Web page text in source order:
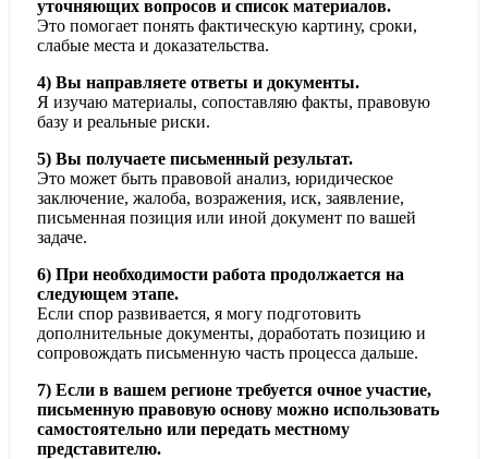
уточняющих вопросов и список материалов.
Это помогает понять фактическую картину, сроки,
слабые места и доказательства.
4) Вы направляете ответы и документы.
Я изучаю материалы, сопоставляю факты, правовую
базу и реальные риски.
5) Вы получаете письменный результат.
Это может быть правовой анализ, юридическое
заключение, жалоба, возражения, иск, заявление,
письменная позиция или иной документ по вашей
задаче.
6) При необходимости работа продолжается на
следующем этапе.
Если спор развивается, я могу подготовить
дополнительные документы, доработать позицию и
сопровождать письменную часть процесса дальше.
7) Если в вашем регионе требуется очное участие,
письменную правовую основу можно использовать
самостоятельно или передать местному
представителю.